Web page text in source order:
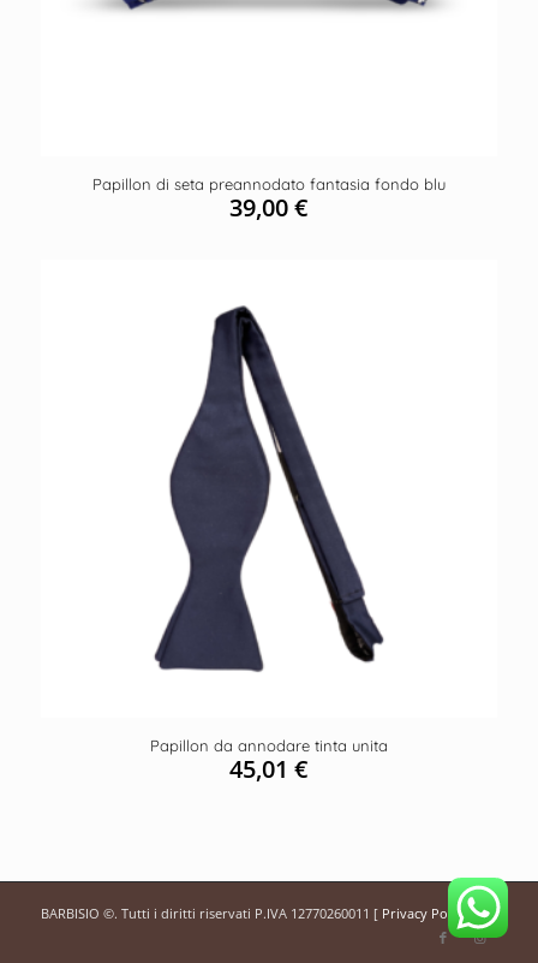
Papillon di seta preannodato fantasia fondo blu
39,00€
Papillon da annodare tinta unita
45,01€
BARBISIO ©. Tutti i diritti riservati P.IVA 12770260011 [ Privacy Policy ]